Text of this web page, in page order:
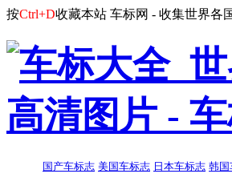
按Ctrl+D收藏本站 车标网 - 收集世界各
国产车标志 美国车标志 日本车标志 韩国